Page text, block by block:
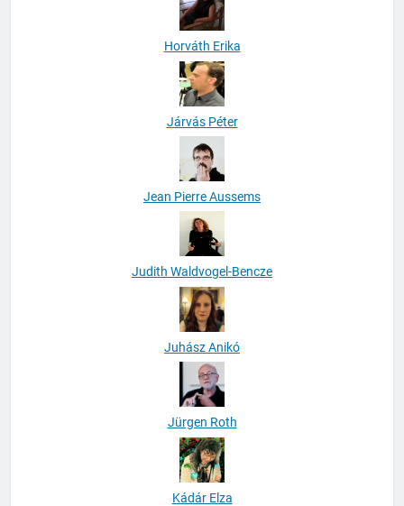
Horváth Erika
Járvás Péter
Jean Pierre Aussems
Judith Waldvogel-Bencze
Juhász Anikó
Jürgen Roth
Kádár Elza